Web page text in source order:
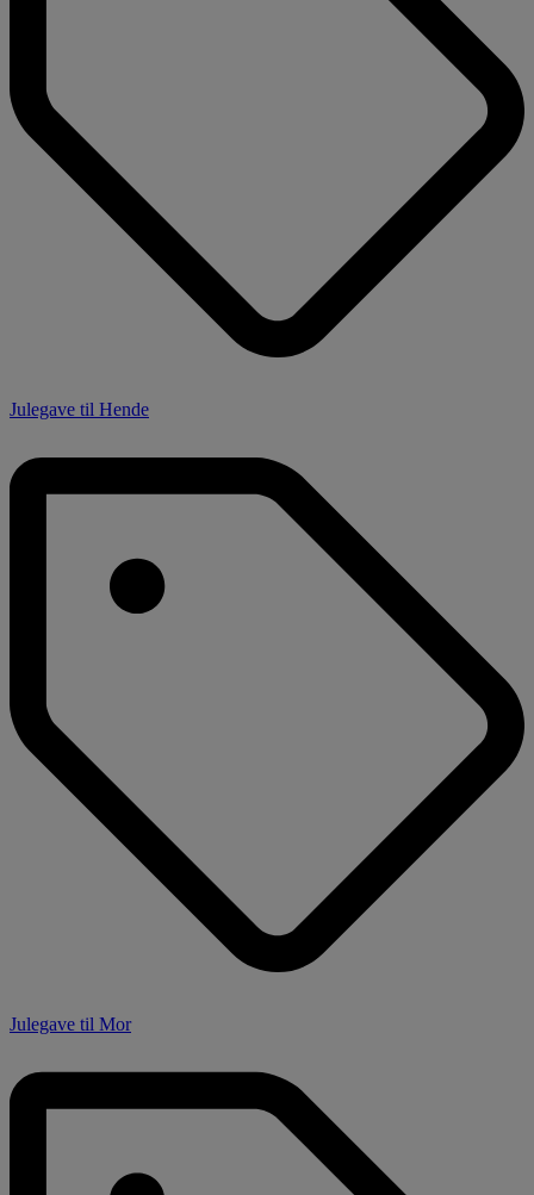
Julegave til Hende
Julegave til Mor